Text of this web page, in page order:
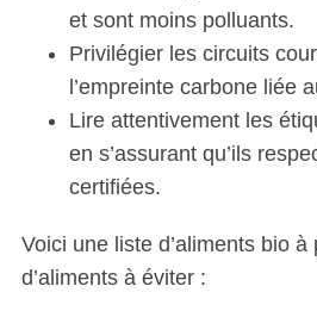
et sont moins polluants.
Privilégier les circuits
l’empreinte carbone liée
Lire attentivement les
en s’assurant qu’ils
certifiées.
Voici une liste d’aliments bio à
d’aliments à éviter :